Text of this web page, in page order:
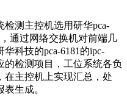
测主控机选用研华pca-
通过网络交换机对前端几
科技的pca-6181的ipc-
的检测项目，工位系统各负
在主控机上实现汇总，处
生成。